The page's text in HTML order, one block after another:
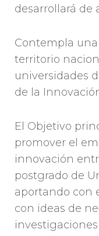
desarrollará de
Contempla
territorio
universidades
de la
El Objetivo
promover el
innovación
postgrado de
aportando con
con ideas de